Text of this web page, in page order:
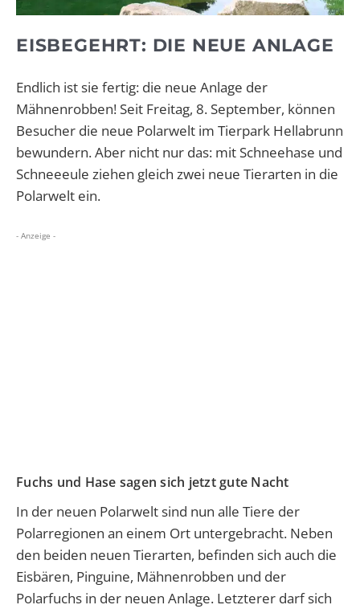
EISBEGEHRT: DIE NEUE ANLAGE
Endlich ist sie fertig: die neue Anlage der
Mähnenrobben! Seit Freitag, 8. September, können
Besucher die neue Polarwelt im Tierpark Hellabrunn
bewundern. Aber nicht nur das: mit Schneehase und
Schneeeule ziehen gleich zwei neue Tierarten in die
Polarwelt ein.
- Anzeige -
Fuchs und Hase sagen sich jetzt gute Nacht
In der neuen Polarwelt sind nun alle Tiere der
Polarregionen an einem Ort untergebracht. Neben
den beiden neuen Tierarten, befinden sich auch die
Eisbären, Pinguine, Mähnenrobben und der
Polarfuchs in der neuen Anlage. Letzterer darf sich